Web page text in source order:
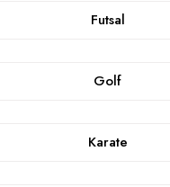
Futsal
Golf
Karate